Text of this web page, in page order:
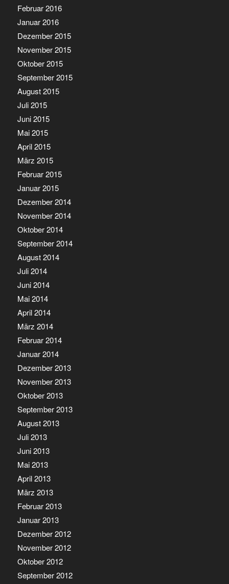
Februar 2016
Januar 2016
Dezember 2015
November 2015
Oktober 2015
September 2015
August 2015
Juli 2015
Juni 2015
Mai 2015
April 2015
März 2015
Februar 2015
Januar 2015
Dezember 2014
November 2014
Oktober 2014
September 2014
August 2014
Juli 2014
Juni 2014
Mai 2014
April 2014
März 2014
Februar 2014
Januar 2014
Dezember 2013
November 2013
Oktober 2013
September 2013
August 2013
Juli 2013
Juni 2013
Mai 2013
April 2013
März 2013
Februar 2013
Januar 2013
Dezember 2012
November 2012
Oktober 2012
September 2012